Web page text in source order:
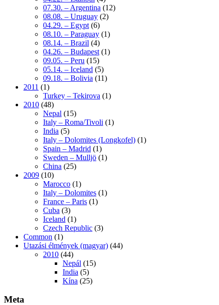
07.30. – Argentina (12)
08.08. – Uruguay (2)
04.29. – Egypt (6)
08.10. – Paraguay (1)
08.14. – Brazil (4)
04.26. – Budapest (1)
09.05. – Peru (15)
05.14. – Iceland (5)
09.18. – Bolivia (11)
2011 (1)
Turkey – Tekirova (1)
2010 (48)
Nepal (15)
Italy – Roma/Tivoli (1)
India (5)
Italy – Dolomites (Longkofel) (1)
Spain – Madrid (1)
Sweden – Mulljö (1)
China (25)
2009 (10)
Marocco (1)
Italy – Dolomites (1)
France – Paris (1)
Cuba (3)
Iceland (1)
Czech Republic (3)
Common (1)
Utazási élmények (magyar) (44)
2010 (44)
Nepál (15)
India (5)
Kína (25)
Meta